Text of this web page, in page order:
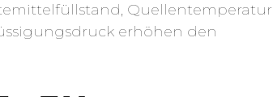
Quellentemperatur
erhöhen den